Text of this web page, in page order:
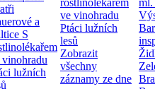
a
S
vinohradu
lužních
rostlinolékařem
ve vinohradu
Ptáci lužních
lesů
Zobrazit
všechny
záznamy ze dne
ml.